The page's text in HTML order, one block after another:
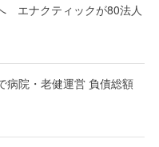
エナクティックが80法人
院・老健運営 負債総額